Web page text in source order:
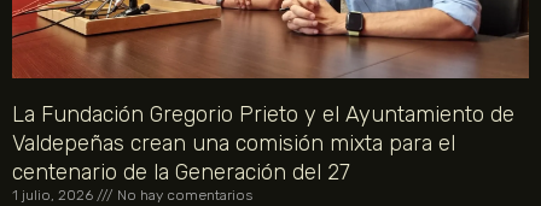
La Fundación Gregorio Prieto y el Ayuntamiento de
Valdepeñas crean una comisión mixta para el
centenario de la Generación del 27
1 julio, 2026 No hay comentarios